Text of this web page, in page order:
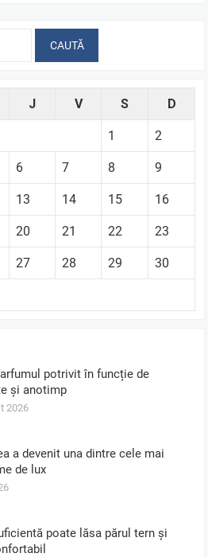
J V S D
1 2
6 7 8 9
13 14 15 16
20 21 22 23
27 28 29 30
potrivit în funcție de
și anotimp
2026
a devenit una dintre cele mai
de lux
poate lăsa părul tern și